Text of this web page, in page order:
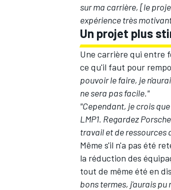
AUTRES CHAMPIONNATS
sur ma carrière, [le
expérience très
Un projet plus
Une carrière qui entre
ce qu'il faut pour
pouvoir le faire, je
ne sera pas facile."
"Cependant, je crois
LMP1. Regardez
travail et de ressources
Même s'il n'a pas été
la réduction des
tout de même été en
bons termes, j'aurais pu